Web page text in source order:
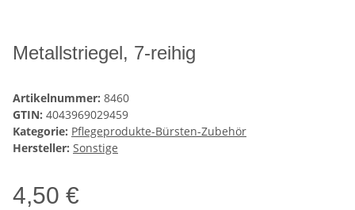
Metallstriegel, 7-reihig
Artikelnummer: 8460
GTIN: 4043969029459
Kategorie: Pflegeprodukte-Bürsten-Zubehör
Hersteller: Sonstige
4,50 €